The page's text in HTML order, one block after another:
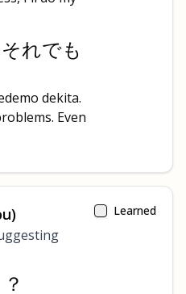
れでも
dekita.
Even
Learned